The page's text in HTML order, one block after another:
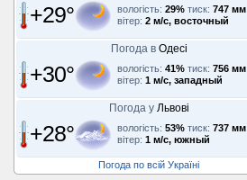
+29° вологість: 29% тиск: 747 мм
вітер: 2 м/с, восточный
Погода в Одесі
+30° вологість: 41% тиск: 756 мм
вітер: 1 м/с, западный
Погода у Львові
+28° вологість: 53% тиск: 737 мм
вітер: 1 м/с, южный
Погода по всій Україні